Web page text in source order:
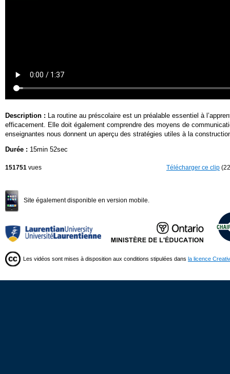
Description : La routine au préscolaire est un préalable essentiel à
efficacement. Elle doit également comprendre des moyens de
enseignantes nous donnent un aperçu des stratégies utiles à la
Durée : 15min 52sec
151751 vues Télécharger ce clip
Site également disponible en version mobile.
Les vidéos sont mises à disposition aux conditions stipulées dans la licence